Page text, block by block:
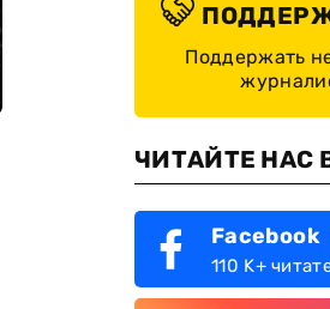
Поддержать
ЧИТАЙТЕ НАС
Facebook
110 K+